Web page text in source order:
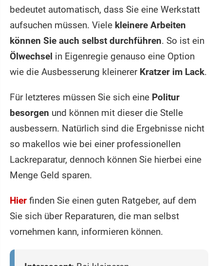
bedeutet automatisch, dass Sie eine Werkstatt
aufsuchen müssen. Viele kleinere Arbeiten
können Sie auch selbst durchführen. So ist ein
Ölwechsel in Eigenregie genauso eine Option
wie die Ausbesserung kleinerer Kratzer im Lack.
Für letzteres müssen Sie sich eine Politur
besorgen und können mit dieser die Stelle
ausbessern. Natürlich sind die Ergebnisse nicht
so makellos wie bei einer professionellen
Lackreparatur, dennoch können Sie hierbei eine
Menge Geld sparen.
Hier finden Sie einen guten Ratgeber, auf dem
Sie sich über Reparaturen, die man selbst
vornehmen kann, informieren können.